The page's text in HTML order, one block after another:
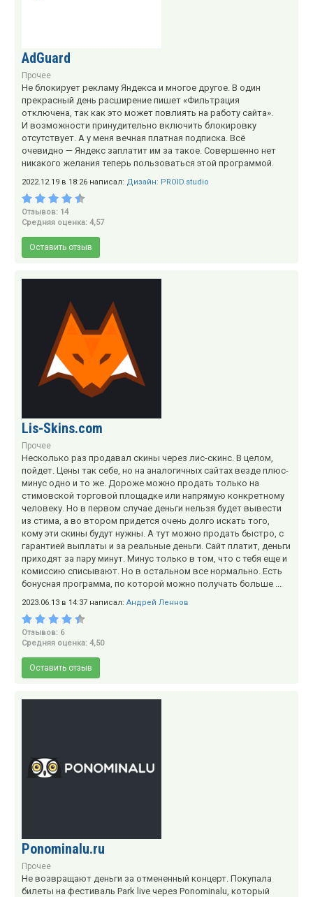
AdGuard
Прочее
Не блокирует рекламу Яндекса и многое другое. В один
прекрасный день расширение пишет «Фильтрация
отключена, так как это может повлиять на работу сайта».
И возможности принудительно включить блокировку
отсутствует. А у меня вечная платная подписка. Всё
очевидно — Яндекс заплатит им за такое. Совершенно нет
никакого желания теперь пользоваться этой программой.
2022.12.19 в 18:26 написал: Дизайн: PROID.studio
Отзывов: 14
Средняя оценка: 4,57
Оставить отзыв
Lis-Skins.com
Прочее
Несколько раз продавал скины через лис-скинс. В целом,
пойдет. Цены так себе, но на аналогичных сайтах везде плюс-
минус одно и то же. Дороже можно продать только на
стимовской торговой площадке или напрямую конкретному
человеку. Но в первом случае деньги нельзя будет вывести
из стима, а во втором придется очень долго искать того,
кому эти скины будут нужны. А тут можно продать быстро, с
гарантией выплаты и за реальные деньги. Сайт платит, деньги
приходят за пару минут. Минус только в том, что с тебя еще и
комиссию списывают. Но в остальном все нормально. Есть
бонусная программа, по которой можно получать больше ...
2023.06.13 в 14:37 написал: Андрей Леннов
Отзывов: 6
Средняя оценка: 4,50
Оставить отзыв
Ponominalu.ru
Прочее
Не возвращают деньги за отмененный концерт. Покупала
билеты на фестиваль Park live через Ponominalu, который